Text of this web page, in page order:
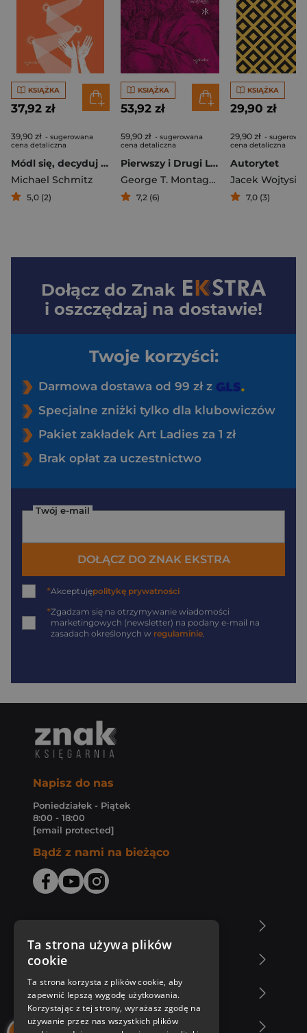
KSIĄŻKA
37,92 zł
39,90 zł - sugerowana
cena detaliczna
Módl się, decyduj i się nie martw. Rozeznawanie woli Boga w 5 krokach
Michael Schmitz
5,0 (2)
KSIĄŻKA
53,92 zł
59,90 zł - sugerowana
cena detaliczna
Pierwszy i Drugi List do Tymoteusza, List do Tytusa
George T. Montague
7,2 (6)
KSIĄŻKA
29,90 zł
29,90 zł -
cena detaliczna
Autorytet
Jacek
7,0 (3)
Dołącz do Znak
i oszczędzaj na dostawie!
Twoje korzyści:
Darmowa dostawa od 99 zł z
Specjalne zniżki tylko dla klubowiczów
Pakiet zakładek Art Ladies za 1 zł
Brak opłat za uczestnictwo
Twój e-mail
DOŁĄCZ DO ZNAK EKSTRA
*Akceptujępolitykę prywatności
*Zgadzam się na otrzymywanie wiadomości
marketingowych (newsletter) na podany e-mail na
zasadach określonych w regulaminie.
Napisz do nas
Poniedziałek - Piątek
8:00 - 18:00
[email protected]
Bądź z nami na bieżąco
Zakupy u nas
Nasza oferta
Nasi autorzy
Ta strona używa plików
cookie
Ta strona korzysta z plików cookie, aby
zapewnić lepszą wygodę użytkowania.
Korzystając z tej strony, wyrażasz zgodę na
używanie przez nas wszystkich plików